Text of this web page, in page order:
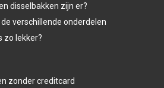
disselbakken zijn er?
verschillende onderdelen
zo lekker?
zonder creditcard